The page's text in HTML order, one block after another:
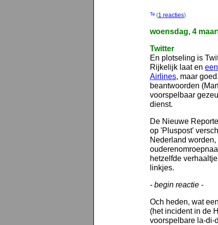
(1 reacties)
woensdag, 4
Twitter
En plotseling is
Rijkelijk laat en
Airlines, maar
beantwoorden
voorspelbaar
dienst.
De Nieuwe
op 'Pluspost'
Nederland
hetzelfde
linkjes.
- begin reactie -
Och heden, wat
(het incident in de
voorspelbare la-di-